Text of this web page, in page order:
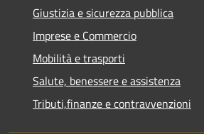
Giustizia e sicurezza pubblica
Imprese e Commercio
Mobilità e trasporti
Salute, benessere e assistenza
Tributi,finanze e contravvenzioni